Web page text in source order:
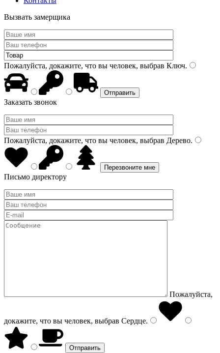
Вызвать замерщика
Пожалуйста, докажите, что вы человек, выбрав Ключ.
Заказать звонок
Пожалуйста, докажите, что вы человек, выбрав Дерево.
Письмо директору
Пожалуйста,
докажите, что вы человек, выбрав Сердце.